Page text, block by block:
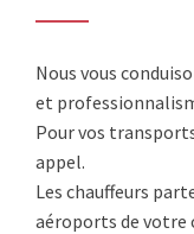
Nous vous
et
Pour vos
appel.
Les chauffeurs
aéroports de votre